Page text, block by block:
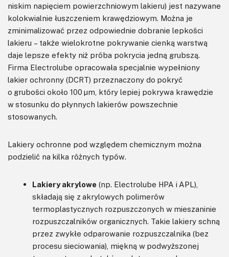
niskim napięciem powierzchniowym lakieru) jest nazywane
kolokwialnie łuszczeniem krawędziowym. Można je
zminimalizować przez odpowiednie dobranie lepkości
lakieru – także wielokrotne pokrywanie cienką warstwą
daje lepsze efekty niż próba pokrycia jedną grubszą.
Firma Electrolube opracowała specjalnie wypełniony
lakier ochronny (DCRT) przeznaczony do pokryć
o grubości około 100 μm, który lepiej pokrywa krawędzie
w stosunku do płynnych lakierów powszechnie
stosowanych.
Lakiery ochronne pod względem chemicznym można
podzielić na kilka różnych typów.
Lakiery akrylowe (np. Electrolube HPA i APL),
składają się z akrylowych polimerów
termoplastycznych rozpuszczonych w mieszaninie
rozpuszczalników organicznych. Takie lakiery schną
przez zwykłe odparowanie rozpuszczalnika (bez
procesu sieciowania), miękną w podwyższonej